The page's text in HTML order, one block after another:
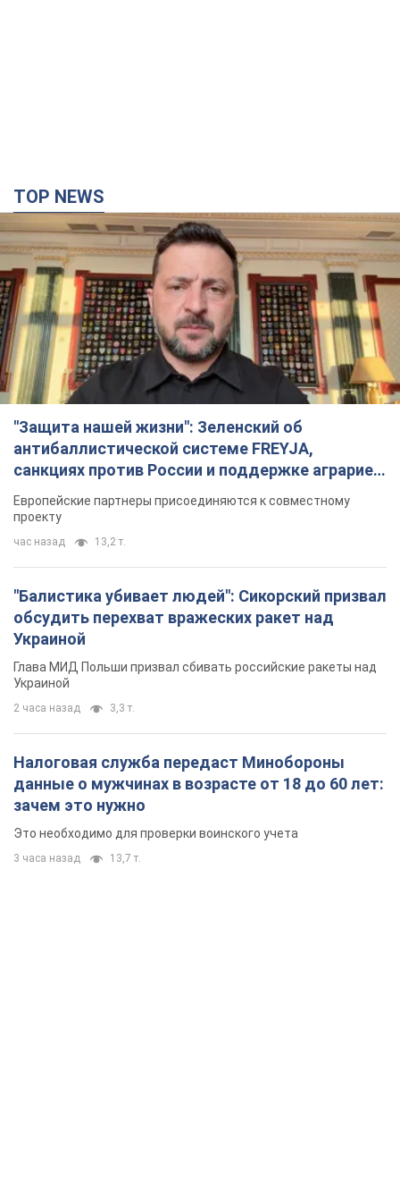
"Защита нашей жизни": Зеленский об
антибаллистической системе FREYJA,
санкциях против России и поддержке аграриев.
Видео
Европейские партнеры присоединяются к совместному
проекту
час назад 13,2 т.
"Балистика убивает людей": Сикорский призвал
обсудить перехват вражеских ракет над
Украиной
Глава МИД Польши призвал сбивать российские ракеты над
Украиной
2 часа назад 3,3 т.
Налоговая служба передаст Минобороны
данные о мужчинах в возрасте от 18 до 60 лет:
зачем это нужно
Это необходимо для проверки воинского учета
3 часа назад 13,7 т.